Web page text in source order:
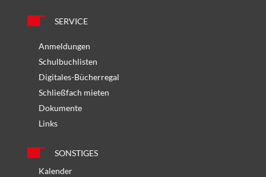
SERVICE
Anmeldungen
Schulbuchlisten
Digitales-Bücherregal
Schließfach mieten
Dokumente
Links
SONSTIGES
Kalender